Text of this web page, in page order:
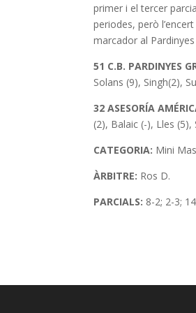
primer i el tercer
periodes, però
marcador al
51 C.B. PARDINYES
Solans (9), Singh(2),
32 ASESORÍA
(2), Balaic (-), Lles (5),
CATEGORIA: Mini
ÀRBITRE: Ros D.
PARCIALS: 8-2; 2-3;